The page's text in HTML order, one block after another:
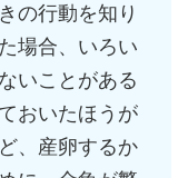
の行動を知り
場合、いろい
いことがある
おいたほうが
、産卵するか